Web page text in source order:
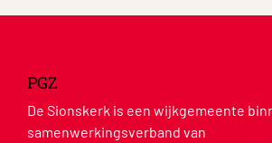
PGZ
De Sionskerk is een wijkgemeente
samenwerkingsverband van